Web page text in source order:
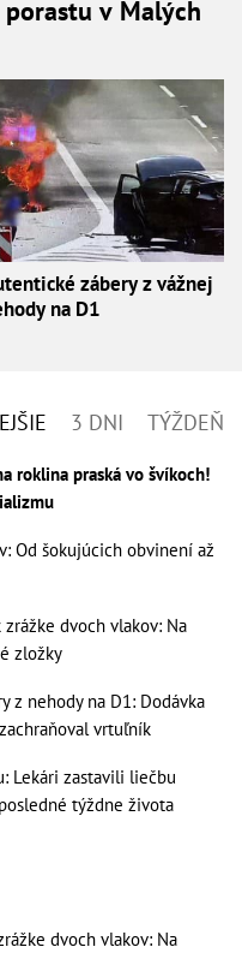
v Malých
zábery z vážnej
na D1
3 DNI TÝŽDEŇ
roklina praská vo švíkoch!
Od šokujúcich obvinení až
dvoch vlakov: Na
zložky
z nehody na D1: Dodávka
vrtuľník
Lekári zastavili liečbu
týždne života
dvoch vlakov: Na